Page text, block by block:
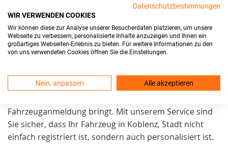
Kundenzufriedenheit und Benutzerfreundlichkeit ein.
Unser Ziel ist es, den
Kennzeichenreservierungsprozessmöglichst einfach
zu gestalten. Daher arbeiten wir kontinuierlich daran,
darauf, in Koblenz, Stadt einen Service anzubieten, der
praktisch und zeitsparend. Außerdem auch eine
Fahrzeuganmeldung bringt. Mit unserem Service sind
Sie sicher, dass Ihr Fahrzeug in Koblenz, Stadt nicht
einfach registriert ist, sondern auch personalisiert ist.
Datenschutzbestimmungen
WIR VERWENDEN COOKIES
Wir können diese zur Analyse unserer Besucherdaten platzieren, um unsere
Webseite zu verbessern, personalisierte Inhalte anzuzeigen und Ihnen ein
großartiges Webseiten-Erlebnis zu bieten. Für weitere Informationen zu den
von uns verwendeten Cookies öffnen Sie die Einstellungen.
Nein, anpassen Alle akzeptieren